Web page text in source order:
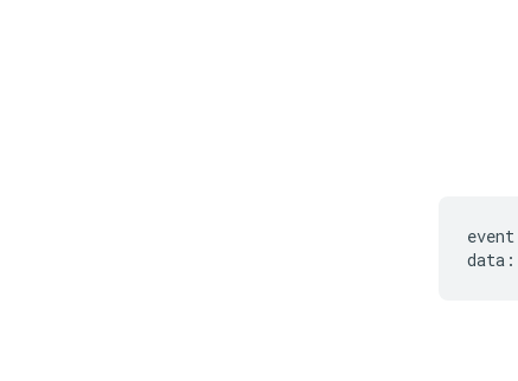
event
data :